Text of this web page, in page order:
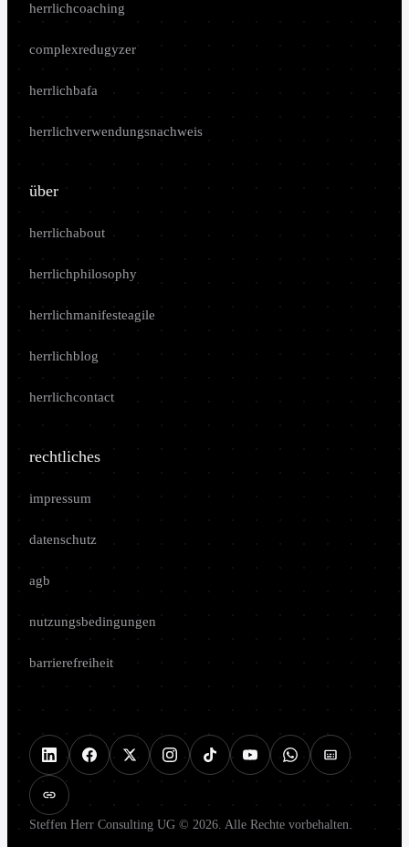
herrlichcoaching
complexredugyzer
herrlichbafa
herrlichverwendungsnachweis
über
herrlichabout
herrlichphilosophy
herrlichmanifesteagile
herrlichblog
herrlichcontact
rechtliches
impressum
datenschutz
agb
nutzungsbedingungen
barrierefreiheit
Steffen Herr Consulting UG © 2026. Alle Rechte vorbehalten.